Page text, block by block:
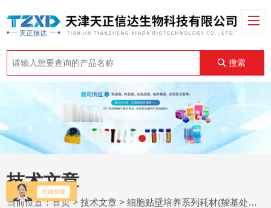
搜索
技术文章
当前位置：首页>技术文章 > 细胞贴壁培养系列耗材(羧基处理)产品特点